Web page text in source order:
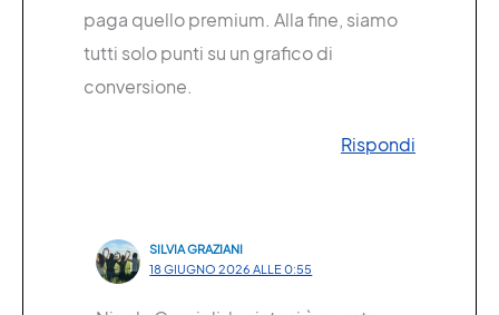
paga quello premium. Alla fine, siamo
tutti solo punti su un grafico di
conversione.
Rispondi
SILVIA GRAZIANI
18 GIUGNO 2026 ALLE 0:55